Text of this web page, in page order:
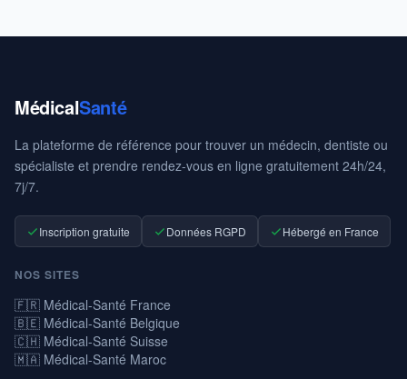
MédicalSanté
La plateforme de référence pour trouver un médecin, dentiste ou
spécialiste et prendre rendez-vous en ligne gratuitement 24h/24,
7j/7.
Inscription gratuite Données RGPD Hébergé en France
NOS SITES
🇫🇷 Médical-Santé France
🇧🇪 Médical-Santé Belgique
🇨🇭 Médical-Santé Suisse
🇲🇦 Médical-Santé Maroc